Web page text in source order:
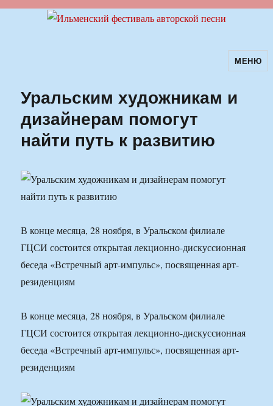
Ильменский фестиваль авторскойМЕНЮ
Уральским художникам и
дизайнерам помогут
найти путь к развитию
В конце месяца, 28 ноября, в Уральском филиале
ГЦСИ состоится открытая лекционно-дискуссионная
беседа «Встречный арт-импульс», посвященная арт-
резиденциям
В конце месяца, 28 ноября, в Уральском филиале
ГЦСИ состоится открытая лекционно-дискуссионная
беседа «Встречный арт-импульс», посвященная арт-
резиденциям